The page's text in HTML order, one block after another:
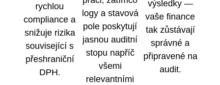
rychlou
compliance a
snižuje rizika
související s
přeshraniční
DPH.
logy a stavová
pole poskytují
jasnou auditní
stopu napříč
všemi
relevantními
výsledky —
vaše finance
tak zůstávají
správné a
připravené na
audit.